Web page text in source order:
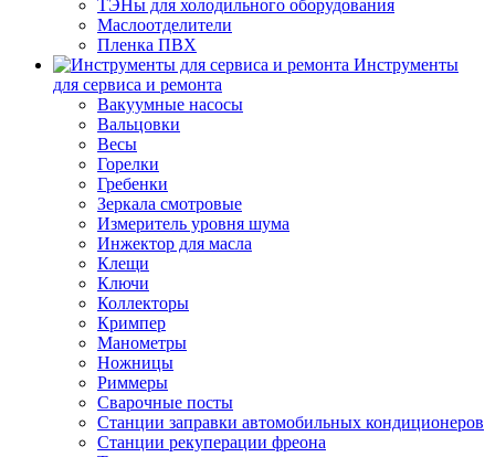
ТЭНы для холодильного оборудования
Маслоотделители
Пленка ПВХ
Инструменты
для сервиса и ремонта
Вакуумные насосы
Вальцовки
Весы
Горелки
Гребенки
Зеркала смотровые
Измеритель уровня шума
Инжектор для масла
Клещи
Ключи
Коллекторы
Кримпер
Манометры
Ножницы
Риммеры
Сварочные посты
Станции заправки автомобильных кондиционеров
Станции рекуперации фреона